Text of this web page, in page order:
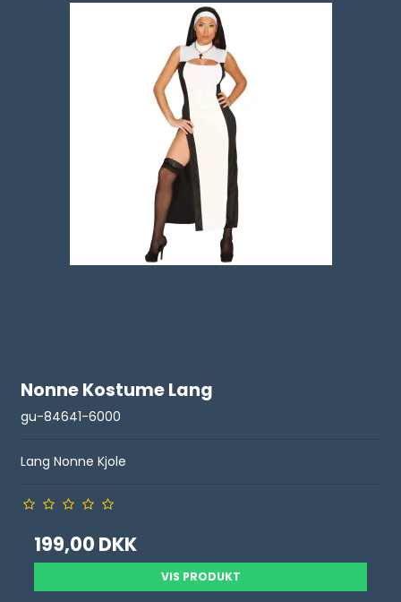
Nonne Kostume Lang
gu-84641-6000
Lang Nonne Kjole
199,00 DKK
VIS PRODUKT